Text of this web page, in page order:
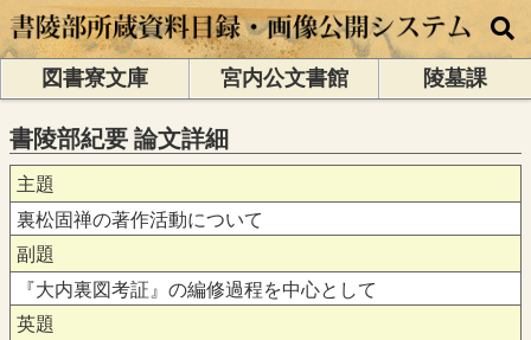
図書寮文庫 宮内公文書館 陵墓課
書陵部紀要 論文詳細
主題
裏松固禅の著作活動について
副題
『大内裏図考証』の編修過程を中心として
英題